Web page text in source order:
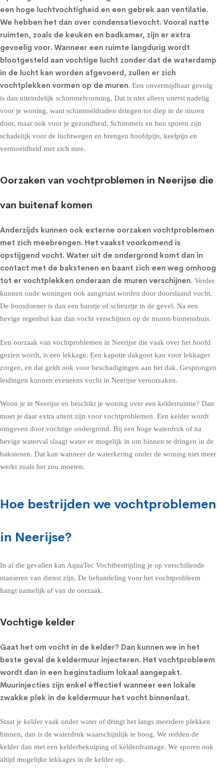
een hoge luchtvochtigheid en een gebrek aan ventilatie.
We hebben het dan over condensatievocht. Vooral natte
ruimten, zoals de keuken en badkamer, zijn er extra
gevoelig voor. Wanneer een ruimte langdurig wordt
blootgesteld aan vochtige lucht zonder dat de waterdamp
in de lucht kan worden afgevoerd, zullen er zich
vochtplekken vormen op de muren. Een onvermijdbaar gevolg
is dan uiteindelijk schimmelvorming. Dat is niet alleen uiterst nadelig
voor je woning, want schimmeldraden dringen tot diep in de muren
door, maar ook voor je gezondheid. Schimmels en hun sporen zijn
schadelijk voor de luchtwegen en brengen hoofdpijn, keelpijn en
vermoeidheid met zich mee.
Oorzaken van vochtproblemen in Neerijse die
van buitenaf komen
Anderzijds kunnen ook externe oorzaken vochtproblemen
met zich meebrengen. Het vaakst voorkomend is
opstijgend vocht. Water uit de ondergrond komt dan in
contact met de bakstenen en baant zich een weg omhoog
tot er vochtplekken onderaan de muren verschijnen. Verder
kunnen oude woningen ook aangetast worden door doorslaand vocht.
De boosdoener is dan een barstje of scheurtje in de gevel. Na een
hevige regenbui kan dan vocht verschijnen op de muren binnenshuis.
Een oorzaak van vochtproblemen in Neerijse die vaak over het hoofd
gezien wordt, is een lekkage. Een kapotte dakgoot kan voor lekkages
zorgen, en dat geldt ook voor beschadigingen aan het dak. Gesprongen
leidingen kunnen eveneens vocht in Neerijse veroorzaken.
Woon je in Neerijse en beschikt je woning over een kelderruimte? Dan
moet je daar extra attent zijn voor vochtproblemen. Een kelder wordt
omgeven door vochtige ondergrond. Bij een hoge waterdruk of na
hevige waterval slaagt water er mogelijk in om binnen te dringen in de
bakstenen. Dat kan wanneer de waterkering onder de woning niet meer
werkt zoals het zou moeten.
Hoe bestrijden we vochtproblemen
in Neerijse?
In al die gevallen kan AquaTec Vochtbestrijding je op verschillende
manieren van dienst zijn. De behandeling voor het vochtprobleem
hangt namelijk af van de oorzaak.
Vochtige kelder
Gaat het om vocht in de kelder? Dan kunnen we in het
beste geval de keldermuur injecteren. Het vochtprobleem
wordt dan in een beginstadium lokaal aangepakt.
Muurinjecties zijn enkel effectief wanneer een lokale
zwakke plek in de keldermuur het vocht binnenlaat.
Staat je kelder vaak onder water of dringt het langs meerdere plekken
binnen, dan is de waterdruk waarschijnlijk te hoog. We redden de
kelder dan met een kelderbekuiping of kelderdrainage. We sporen ook
altijd mogelijke lekkages in de kelder op.